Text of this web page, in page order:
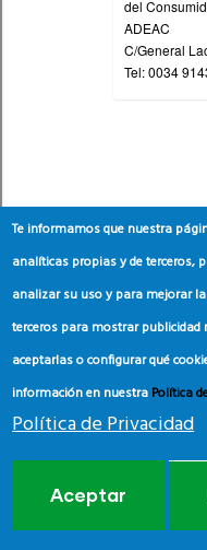
Te informamos que nuestra
analíticas propias y de terceros,
analizar su uso y para mejorar
terceros para mostrar publicidad
aceptarlas o configurar qué
información en nuestra Política
Política de Privacidad
Aceptar